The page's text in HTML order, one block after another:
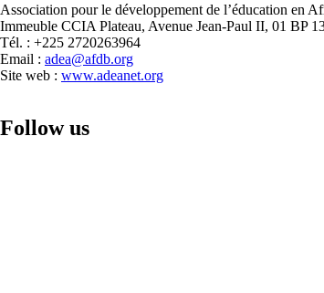
Association pour le développement de l’éducation en
Immeuble CCIA Plateau, Avenue Jean-Paul II, 01 BP
Tél. : +225 2720263964
Email : adea@afdb.org
Site web : www.adeanet.org
Follow us